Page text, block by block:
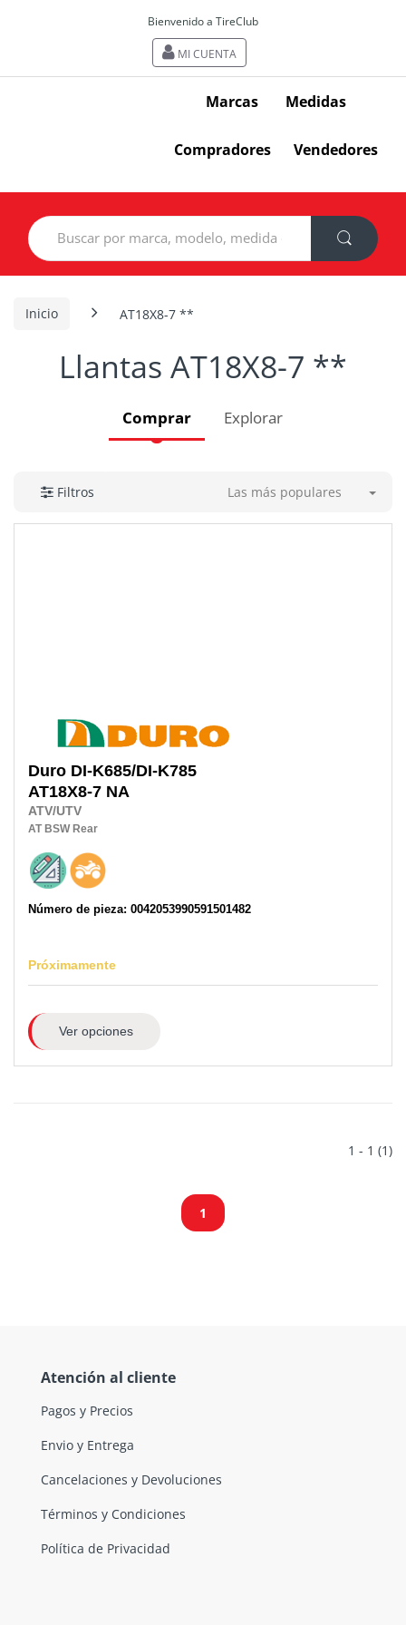
Bienvenido a TireClub
MI CUENTA
Marcas Medidas
Compradores Vendedores
Search
for:
Inicio AT18X8-7 **
Llantas AT18X8-7 **
Comprar Explorar
Filtros Las más populares
Duro DI-K685/DI-K785
AT18X8-7 NA
ATV/UTV
AT BSW Rear
Número de pieza: 0042053990591501482
Próximamente
Ver opciones
1 - 1 (1)
1
Atención al cliente
Pagos y Precios
Envio y Entrega
Cancelaciones y Devoluciones
Términos y Condiciones
Política de Privacidad